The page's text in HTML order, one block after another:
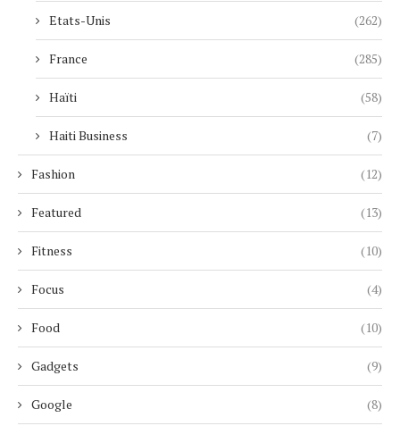
Etats-Unis (262)
France (285)
Haïti (58)
Haiti Business (7)
Fashion (12)
Featured (13)
Fitness (10)
Focus (4)
Food (10)
Gadgets (9)
Google (8)